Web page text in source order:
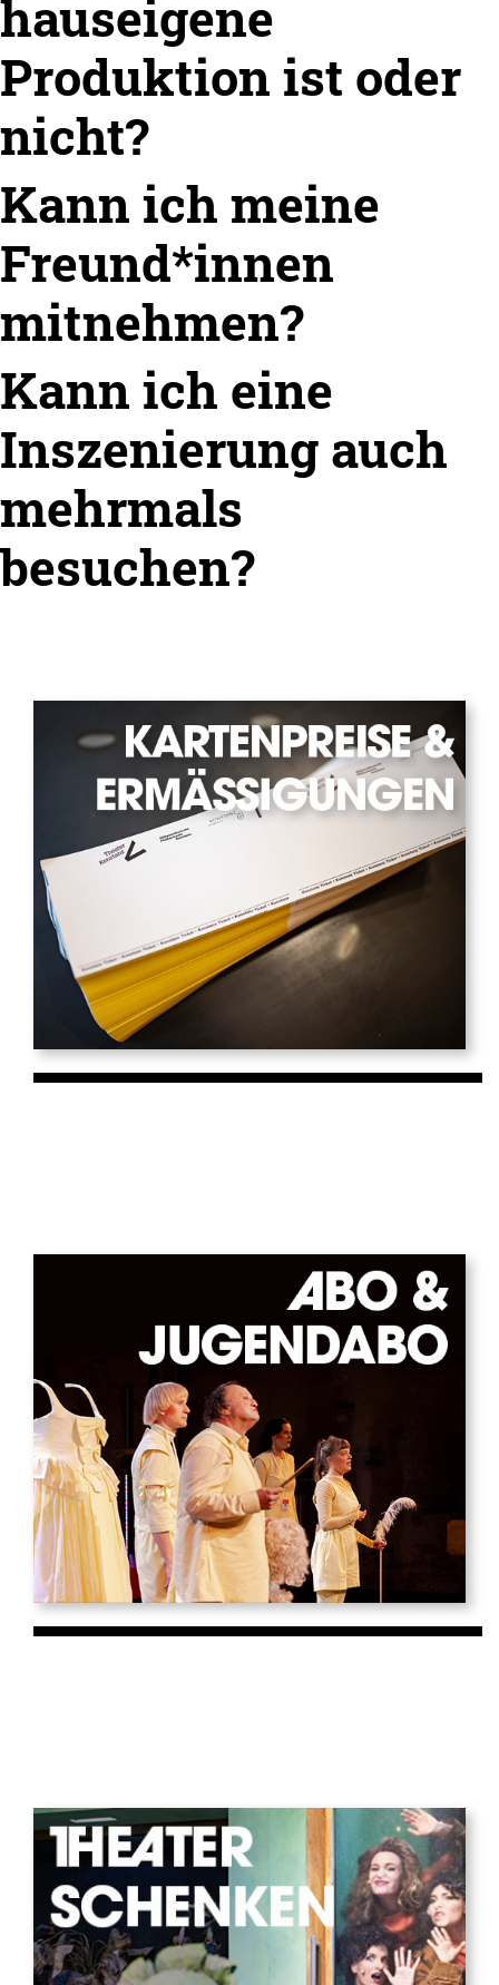
hauseigene
Produktion ist oder
nicht?
Kann ich meine
Freund*innen
mitnehmen?
Kann ich eine
Inszenierung auch
mehrmals
besuchen?